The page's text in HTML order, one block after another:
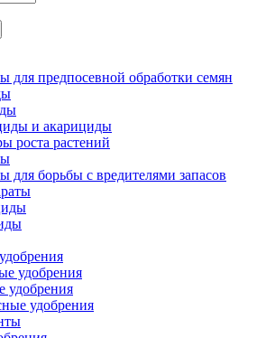
для предпосевной обработки семян
и акарициды
роста растений
для борьбы с вредителями запасов
удобрения
удобрения
удобрения